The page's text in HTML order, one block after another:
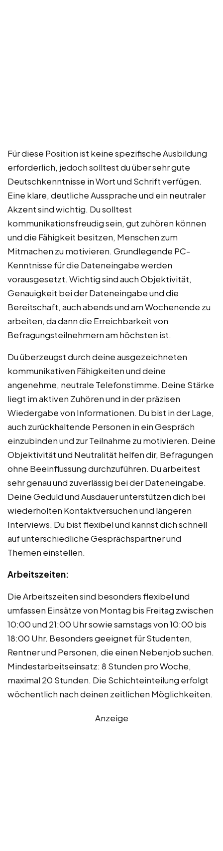
Für diese Position ist keine spezifische Ausbildung
erforderlich, jedoch solltest du über sehr gute
Deutschkenntnisse in Wort und Schrift verfügen.
Eine klare, deutliche Aussprache und ein neutraler
Akzent sind wichtig. Du solltest
kommunikationsfreudig sein, gut zuhören können
und die Fähigkeit besitzen, Menschen zum
Mitmachen zu motivieren. Grundlegende PC-
Kenntnisse für die Dateneingabe werden
vorausgesetzt. Wichtig sind auch Objektivität,
Genauigkeit bei der Dateneingabe und die
Bereitschaft, auch abends und am Wochenende zu
arbeiten, da dann die Erreichbarkeit von
Befragungsteilnehmern am höchsten ist.
Du überzeugst durch deine ausgezeichneten
kommunikativen Fähigkeiten und deine
angenehme, neutrale Telefonstimme. Deine Stärke
liegt im aktiven Zuhören und in der präzisen
Wiedergabe von Informationen. Du bist in der Lage,
auch zurückhaltende Personen in ein Gespräch
einzubinden und zur Teilnahme zu motivieren. Deine
Objektivität und Neutralität helfen dir, Befragungen
ohne Beeinflussung durchzuführen. Du arbeitest
sehr genau und zuverlässig bei der Dateneingabe.
Deine Geduld und Ausdauer unterstützen dich bei
wiederholten Kontaktversuchen und längeren
Interviews. Du bist flexibel und kannst dich schnell
auf unterschiedliche Gesprächspartner und
Themen einstellen.
Arbeitszeiten:
Die Arbeitszeiten sind besonders flexibel und
umfassen Einsätze von Montag bis Freitag zwischen
10:00 und 21:00 Uhr sowie samstags von 10:00 bis
18:00 Uhr. Besonders geeignet für Studenten,
Rentner und Personen, die einen Nebenjob suchen.
Mindestarbeitseinsatz: 8 Stunden pro Woche,
maximal 20 Stunden. Die Schichteinteilung erfolgt
wöchentlich nach deinen zeitlichen Möglichkeiten.
Anzeige